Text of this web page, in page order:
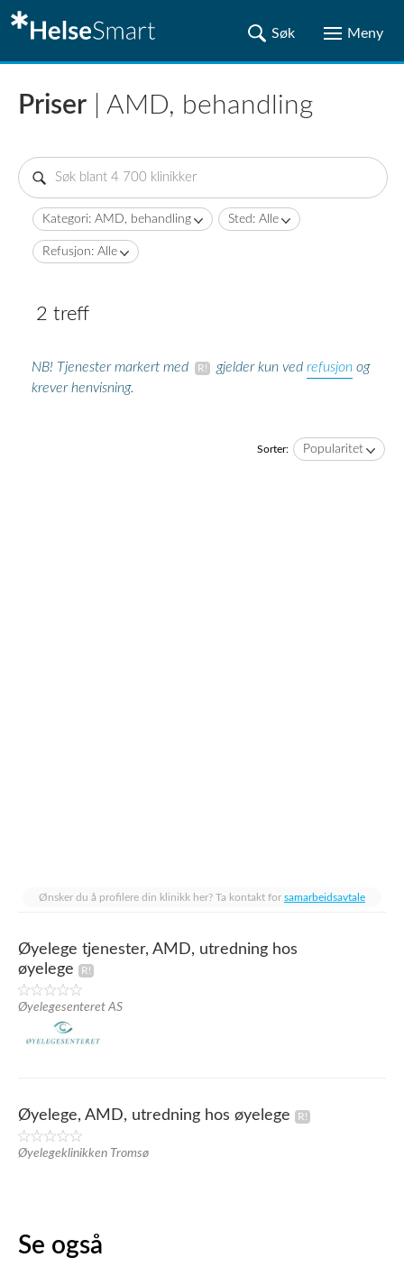
Priser | AMD, behandling
Kategori: AMD, behandling Sted: Alle
Refusjon: Alle
2 treff
NB! Tjenester markert med gjelder kun ved refusjon og
krever henvisning.
Sorter: Popularitet
Ønsker du å profilere din klinikk her? Ta kontakt for samarbeidsavtale
Øyelege tjenester, AMD, utredning hos
øyelege
Øyelegesenteret AS
Øyelege, AMD, utredning hos øyelege
Øyelegeklinikken Tromsø
Se også